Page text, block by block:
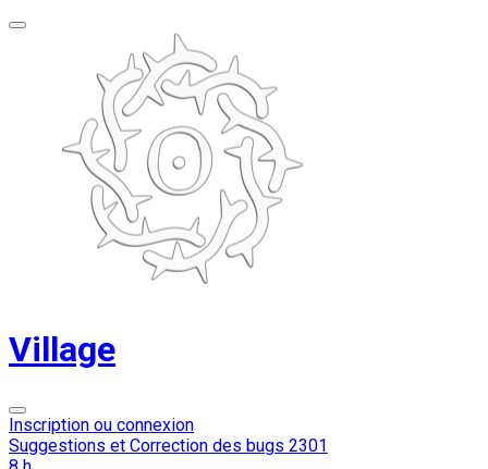
Village
Inscription ou connexion
Suggestions et Correction des bugs 2301